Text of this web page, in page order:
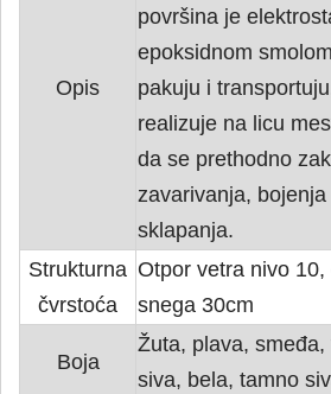
Opis
površina je
epoksidnom
pakuju i
realizuje na licu
da se prethodno
zavarivanja,
sklapanja.
Strukturna
čvrstoća
Otpor vetra nivo
snega 30cm
Boja
Žuta, plava,
siva, bela, tamno